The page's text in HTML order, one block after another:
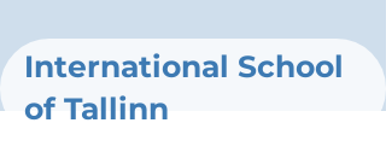
International School
of Tallinn